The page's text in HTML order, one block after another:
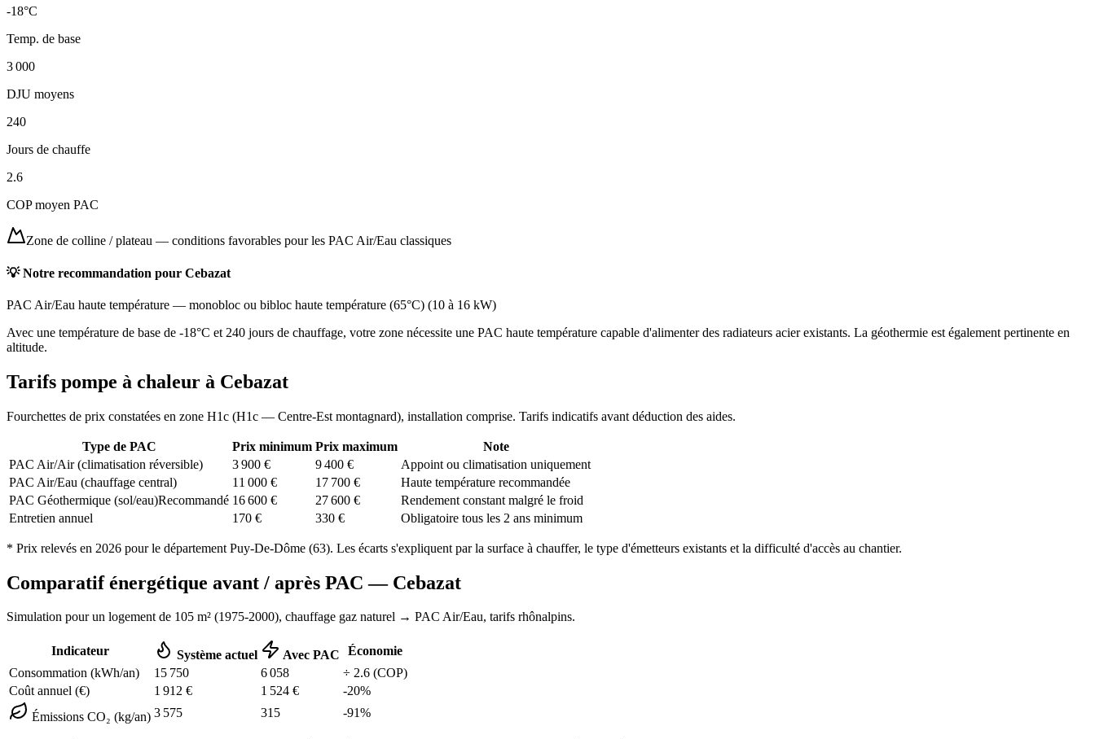
-18°C
Temp. de base
3 000
DJU moyens
240
Jours de chauffe
2.6
COP moyen PAC
Zone de colline / plateau — conditions favorables pour les PAC Air/Eau classiques
💡 Notre recommandation pour Cebazat
PAC Air/Eau haute température — monobloc ou bibloc haute température (65°C) (10 à 16 kW)
Avec une température de base de -18°C et 240 jours de chauffage, votre zone nécessite une PAC haute température capable d'alimenter des radiateurs acier existants. La géothermie est également pertinente en
altitude.
Tarifs pompe à chaleur à Cebazat
Fourchettes de prix constatées en zone H1c (H1c — Centre-Est montagnard), installation comprise. Tarifs indicatifs avant déduction des aides.
Type de PAC Prix minimum Prix maximum
Note
PAC Air/Air (climatisation réversible)
3 900 € 9 400 €
Appoint ou climatisation uniquement
PAC Air/Eau (chauffage central)
11 000 € 17 700 €
Haute température recommandée
PAC Géothermique (sol/eau)Recommandé 16 600 € 27 600 €
Rendement constant malgré le froid
Entretien annuel
170 € 330 € Obligatoire tous les 2 ans minimum
* Prix relevés en 2026 pour le département Puy-De-Dôme (63). Les écarts s'expliquent par la surface à chauffer, le type d'émetteurs existants et la difficulté d'accès au chantier.
Comparatif énergétique avant / après PAC — Cebazat
Simulation pour un logement de 105 m² (1975-2000), chauffage gaz naturel → PAC Air/Eau, tarifs rhônalpins.
Indicateur Système actuel Avec PAC
Économie
Consommation (kWh/an)
15 750 6 058 ÷ 2.6 (COP)
Coût annuel (€)
1 912 € 1 524 € -20%
Émissions CO₂ (kg/an) 3 575 315 -91%